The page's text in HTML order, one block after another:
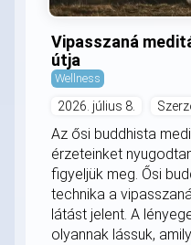
Vipasszaná
útja
Wellness
2026. július 8.
Az ősi buddhista
érzeteinket
figyeljük meg. Ősi
technika a
látást jelent. A
olyannak lássuk,